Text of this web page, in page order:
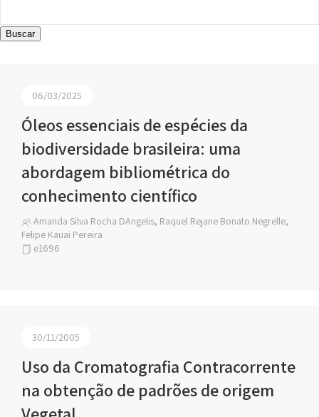
Buscar
06/03/2025
Óleos essenciais de espécies da
biodiversidade brasileira: uma
abordagem bibliométrica do
conhecimento científico
Amanda Silva Rocha DAngelis, Raquel Rejane Bonato Negrelle,
Felipe Kauai Pereira
e1696
30/11/2005
Uso da Cromatografia Contracorrente
na obtenção de padrões de origem